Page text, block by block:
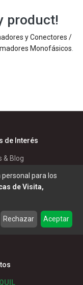
product!
y Conectores /
Monofásicos.
de Interés
& Blog
para los
de Visita,
Rechazar Aceptar